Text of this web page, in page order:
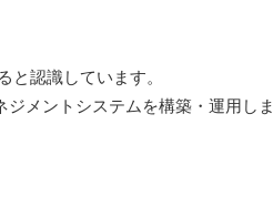
認識しています。
メントシステムを構築・運用しま